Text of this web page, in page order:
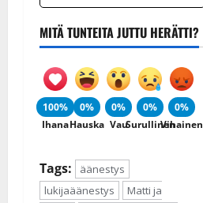
MITÄ TUNTEITA JUTTU HERÄTTI?
100%
Ihana
0%
Hauska
0%
Vau
0%
Surullinen
0%
Vihainen
Tags:
äänestys
lukijaäänestys
Matti ja